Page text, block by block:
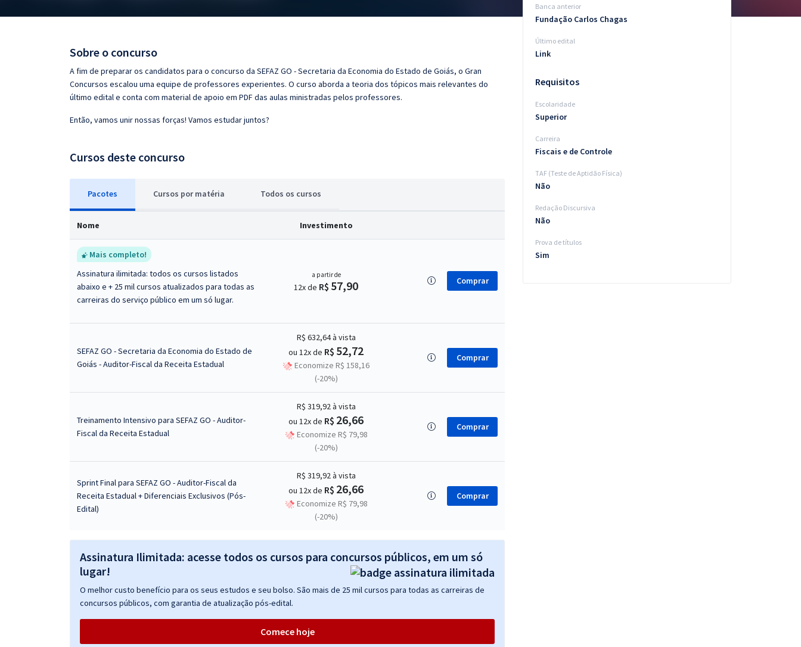
Questões grátis
Sobre o concurso
A fim de preparar os candidatos para o concurso da SEFAZ GO - Secretaria da Economia do Estado de Goiás, o Gran
Concursos escalou uma equipe de professores experientes. O curso aborda a teoria dos tópicos mais relevantes do
último edital e conta com material de apoio em PDF das aulas ministradas pelos professores.
Então, vamos unir nossas forças! Vamos estudar juntos?
Cursos deste concurso
Pacotes Cursos por matéria Todos os cursos
Nome Investimento
Mais completo!
Assinatura ilimitada: todos os cursos listados
abaixo e + 25 mil cursos atualizados para todas as
carreiras do serviço público em um só lugar.
a partir de
12x de R$ 57,90 Comprar
SEFAZ GO - Secretaria da Economia do Estado de
Goiás - Auditor-Fiscal da Receita Estadual
R$ 632,64à vista
ou 12x de R$ 52,72
Economize R$ 158,16
(-20%)
Comprar
Treinamento Intensivo para SEFAZ GO - Auditor-
Fiscal da Receita Estadual
R$ 319,92à vista
ou 12x de R$ 26,66
Economize R$ 79,98
(-20%)
Comprar
Sprint Final para SEFAZ GO - Auditor-Fiscal da
Receita Estadual + Diferenciais Exclusivos (Pós-
Edital)
R$ 319,92à vista
ou 12x de R$ 26,66
Economize R$ 79,98
(-20%)
Comprar
Assinatura Ilimitada: acesse todos os cursos para concursos públicos, em um só
lugar!
O melhor custo benefício para os seus estudos e seu bolso. São mais de 25 mil cursos para todas as carreiras de
concursos públicos, com garantia de atualização pós-edital.
Comece hoje
Banca anterior
Fundação Carlos Chagas
Último edital
Link
Requisitos
Escolaridade
Superior
Carreira
Fiscais e de Controle
TAF (Teste de Aptidão Física)
Não
Redação Discursiva
Não
Prova de títulos
Sim